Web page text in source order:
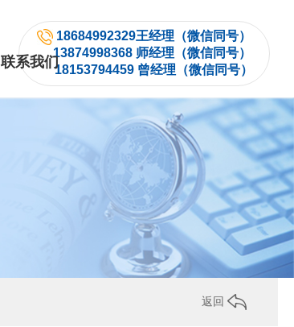
18684992329王经理（微信同号）
13874998368 师经理（微信同号）
18153794459 曾经理（微信同号）
联系我们
返回